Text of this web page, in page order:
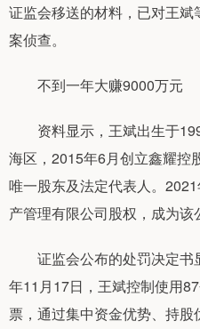
证监会移送的材料，已对王
案侦查。
不到一年大赚9000万元
资料显示，王斌出生于
海区，2015年6月创立鑫耀控
唯一股东及法定代表人。
产管理有限公司股权，成为该
证监会公布的处罚决定书
年11月17日，王斌控制使用
票，通过集中资金优势、持